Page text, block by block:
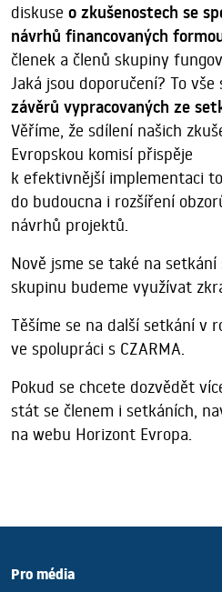
diskuse o zkušenostech se
návrhů financovaných
členek a členů skupiny
Jaká jsou doporučení? To
závěrů vypracovaných ze
Věříme, že sdílení našich
Evropskou komisí přispěje
k efektivnější implementaci
do budoucna i rozšíření
návrhů projektů.
Nově jsme se také na
skupinu budeme využívat
Těšíme se na další setkání v
ve spolupráci s CZARMA.
Pokud se chcete dozvědět
stát se členem i setkáních,
na webu Horizont Evropa.
Pro média